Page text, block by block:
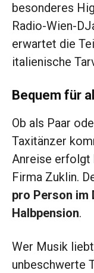
besonderes
Radio-Wien-
erwartet die
italienische
Bequem für
Ob als Paar
Taxitänzer
Anreise erfolgt
Firma Zuklin.
pro Person im
Halbpension.
Wer Musik
unbeschwerte